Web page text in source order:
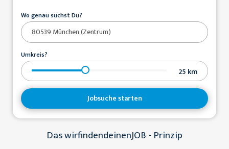
Wo genau suchst Du?
Umkreis?
25 km
Jobsuche starten
Das wirfindendeinenJOB - Prinzip